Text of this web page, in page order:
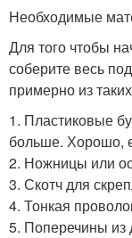
Необходимые
Для того чтобы
соберите весь
примерно из
1. Пластиковые
больше. Хорошо,
2. Ножницы или
3. Скотч для
4. Тонкая
5. Поперечины